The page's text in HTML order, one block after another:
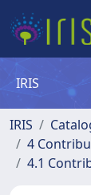
IRIS
IRIS
4
4.1